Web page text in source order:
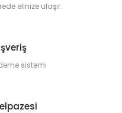
elinize ulaşır.
sistemi